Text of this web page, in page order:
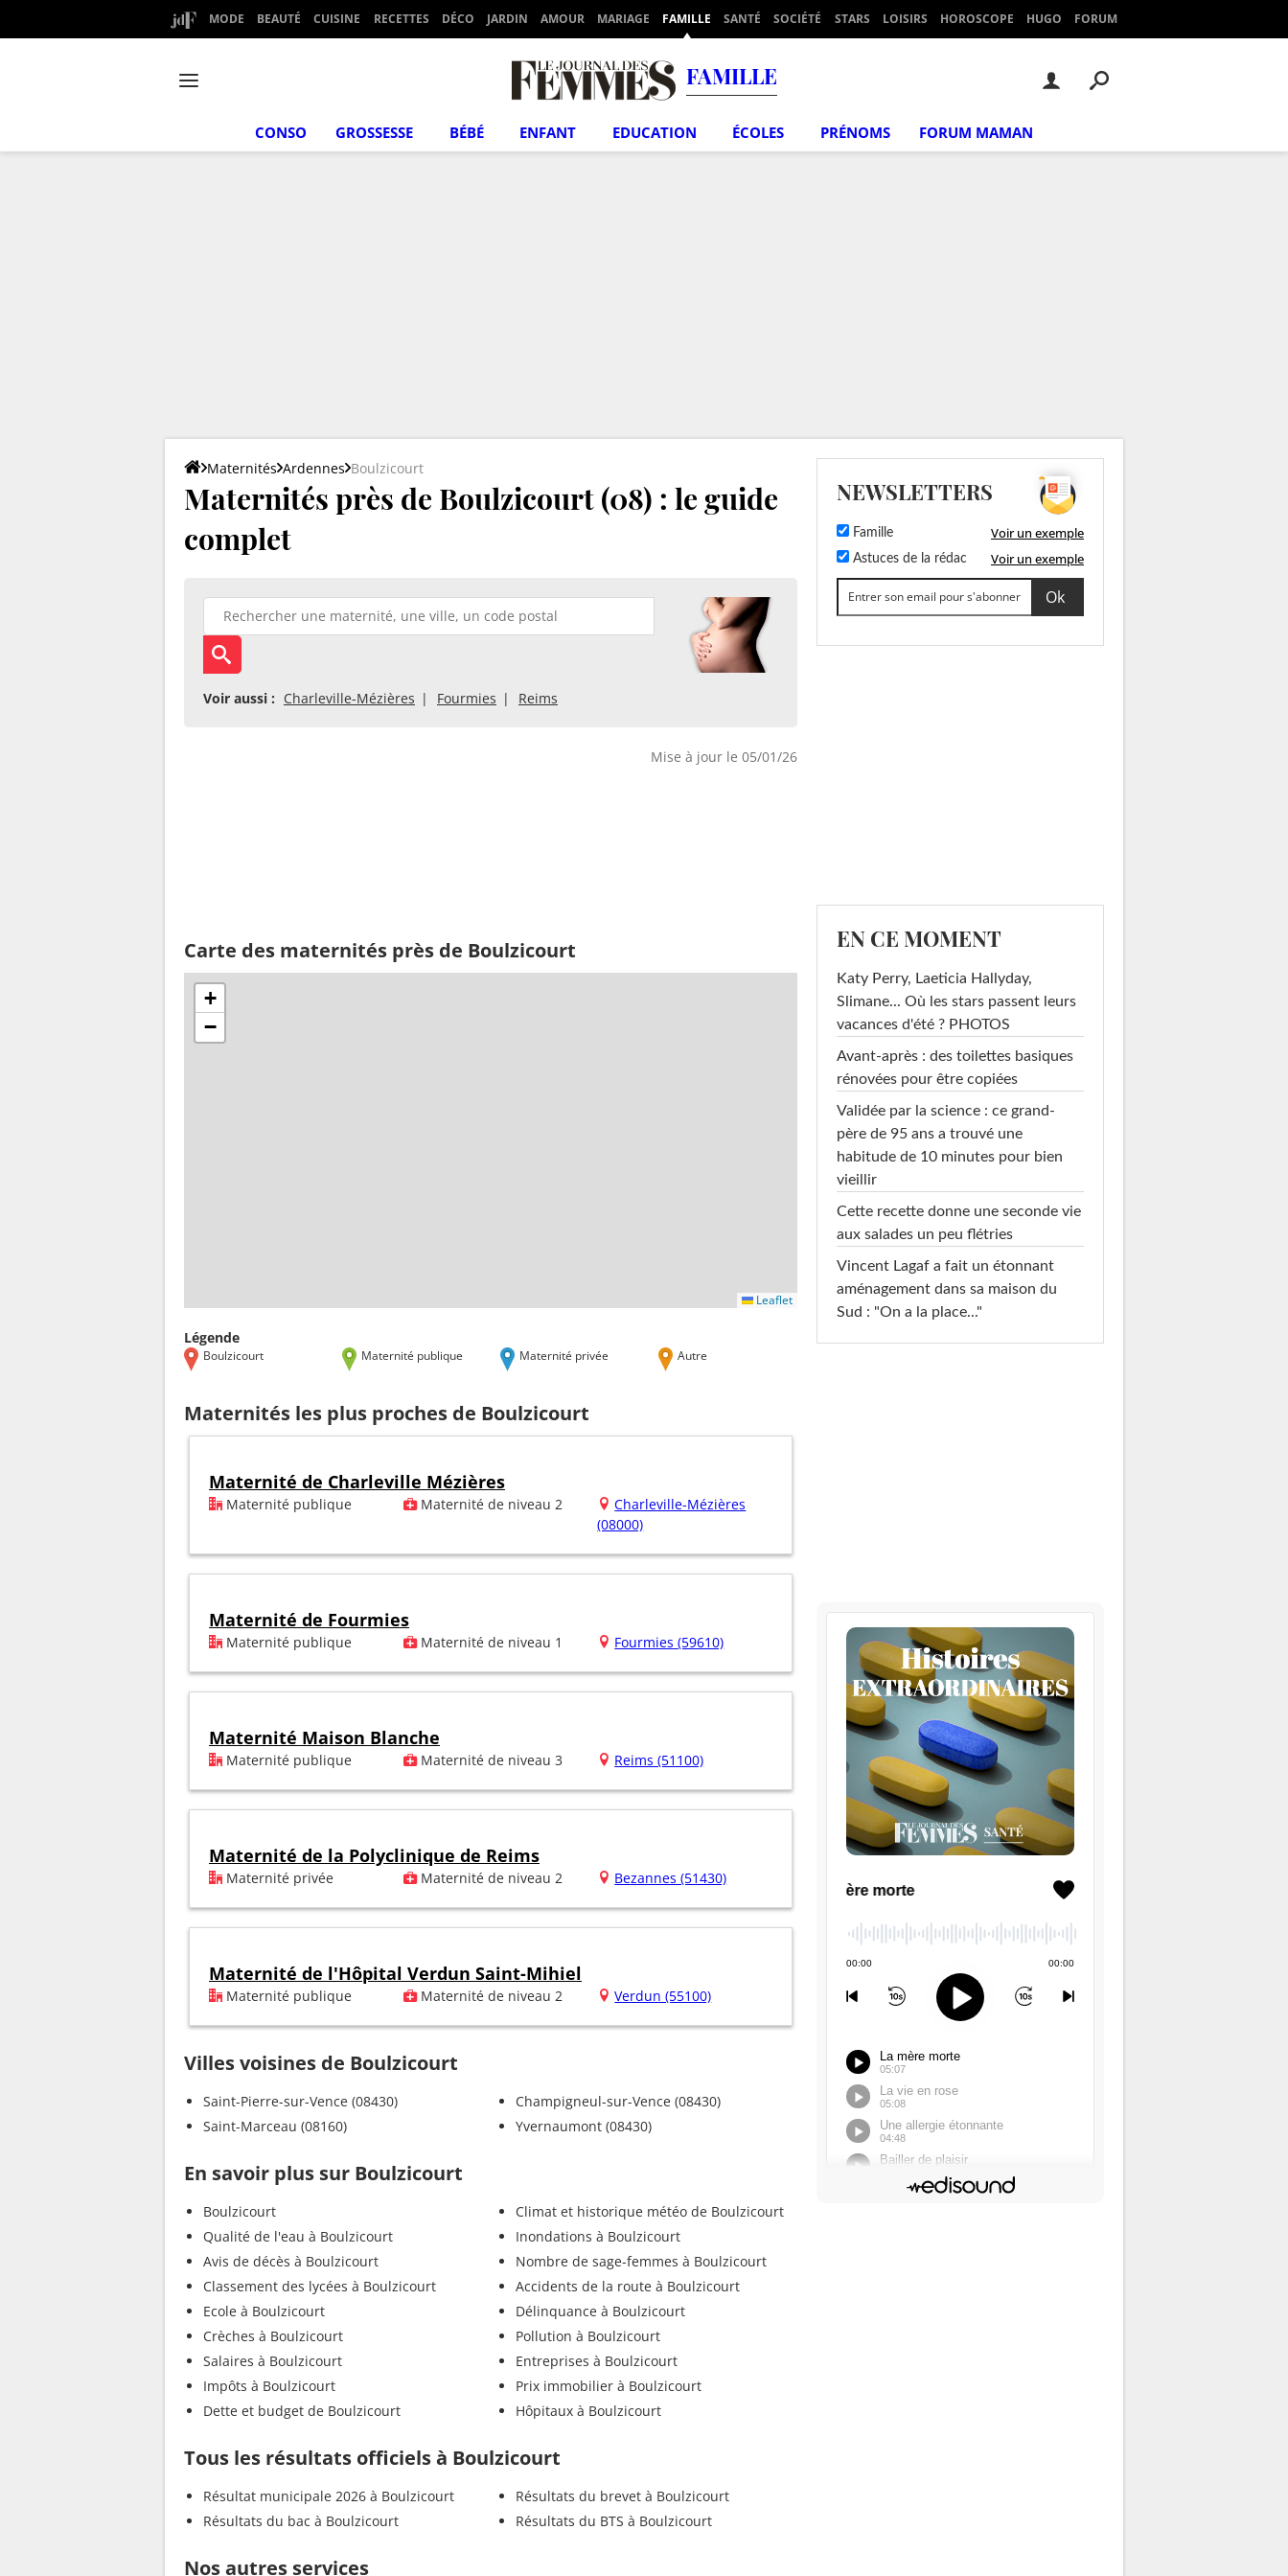
MODE BEAUTÉ CUISINE RECETTES DÉCO JARDIN AMOUR MARIAGE FAMILLE SANTÉ SOCIÉTÉ STARS LOISIRS HOROSCOPE HUGO FORUM
FAMILLE
CONSO GROSSESSE BÉBÉ ENFANT EDUCATION ÉCOLES PRÉNOMS FORUM MAMAN
Maternités Ardennes Boulzicourt
Maternités près de Boulzicourt (08) : le guide
complet
Voir aussi : Charleville-Mézières Fourmies Reims
Mise à jour le 05/01/26
Carte des maternités près de Boulzicourt
+
−
Leaflet
Légende
Boulzicourt Maternité publique Maternité privée Autre
Maternités les plus proches de Boulzicourt
Maternité de Charleville Mézières
Maternité publique Maternité de niveau 2
Charleville-Mézières
(08000)
Maternité de Fourmies
Maternité publique Maternité de niveau 1 Fourmies (59610)
Maternité Maison Blanche
Maternité publique Maternité de niveau 3 Reims (51100)
Maternité de la Polyclinique de Reims
Maternité privée Maternité de niveau 2 Bezannes (51430)
Maternité de l'Hôpital Verdun Saint-Mihiel
Maternité publique Maternité de niveau 2 Verdun (55100)
Villes voisines de Boulzicourt
Saint-Pierre-sur-Vence (08430)
Saint-Marceau (08160)
Champigneul-sur-Vence (08430)
Yvernaumont (08430)
En savoir plus sur Boulzicourt
Boulzicourt
Qualité de l'eau à Boulzicourt
Avis de décès à Boulzicourt
Classement des lycées à Boulzicourt
Ecole à Boulzicourt
Crèches à Boulzicourt
Salaires à Boulzicourt
Impôts à Boulzicourt
Dette et budget de Boulzicourt
Climat et historique météo de Boulzicourt
Inondations à Boulzicourt
Nombre de sage-femmes à Boulzicourt
Accidents de la route à Boulzicourt
Délinquance à Boulzicourt
Pollution à Boulzicourt
Entreprises à Boulzicourt
Prix immobilier à Boulzicourt
Hôpitaux à Boulzicourt
Tous les résultats officiels à Boulzicourt
Résultat municipale 2026 à Boulzicourt
Résultats du bac à Boulzicourt
Résultats du brevet à Boulzicourt
Résultats du BTS à Boulzicourt
Nos autres services
NEWSLETTERS
Famille Voir un exemple
Astuces de la rédac Voir un exemple
EN CE MOMENT
Katy Perry, Laeticia Hallyday,
Slimane... Où les stars passent leurs
vacances d'été ? PHOTOS
Avant-après : des toilettes basiques
rénovées pour être copiées
Validée par la science : ce grand-
père de 95 ans a trouvé une
habitude de 10 minutes pour bien
vieillir
Cette recette donne une seconde vie
aux salades un peu flétries
Vincent Lagaf a fait un étonnant
aménagement dans sa maison du
Sud : "On a la place..."